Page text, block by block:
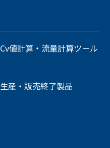
Cv値計算・流量計算ツール
生産・販売終了製品